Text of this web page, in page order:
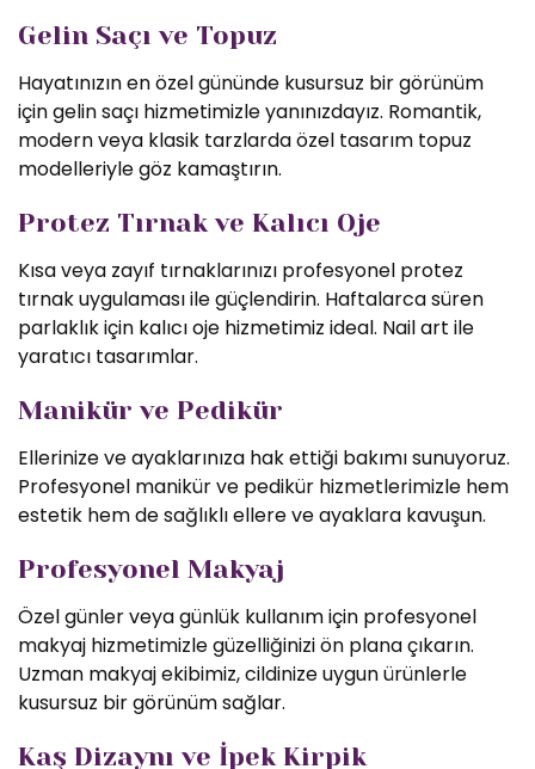
Gelin Saçı ve Topuz
Hayatınızın en özel gününde kusursuz bir görünüm
için gelin saçı hizmetimizle yanınızdayız. Romantik,
modern veya klasik tarzlarda özel tasarım topuz
modelleriyle göz kamaştırın.
Protez Tırnak ve Kalıcı Oje
Kısa veya zayıf tırnaklarınızı profesyonel protez
tırnak uygulaması ile güçlendirin. Haftalarca süren
parlaklık için kalıcı oje hizmetimiz ideal. Nail art ile
yaratıcı tasarımlar.
Manikür ve Pedikür
Ellerinize ve ayaklarınıza hak ettiği bakımı sunuyoruz.
Profesyonel manikür ve pedikür hizmetlerimizle hem
estetik hem de sağlıklı ellere ve ayaklara kavuşun.
Profesyonel Makyaj
Özel günler veya günlük kullanım için profesyonel
makyaj hizmetimizle güzelliğinizi ön plana çıkarın.
Uzman makyaj ekibimiz, cildinize uygun ürünlerle
kusursuz bir görünüm sağlar.
Kaş Dizaynı ve İpek Kirpik